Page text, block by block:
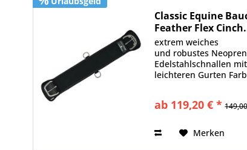
Classic Equine
Feather Flex
extrem weiches
und robustes
Edelstahlschnallen
leichteren Gurten
Neopren
ab 119,20 € *
Merken